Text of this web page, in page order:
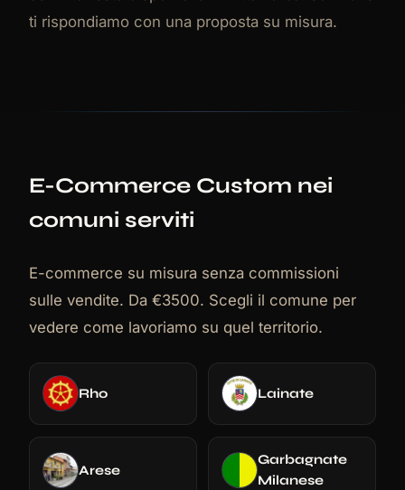
ti rispondiamo con una proposta su misura.
E-Commerce Custom nei
comuni serviti
E-commerce su misura senza commissioni
sulle vendite. Da €3500. Scegli il comune per
vedere come lavoriamo su quel territorio.
Rho Lainate
Arese
Garbagnate
Milanese